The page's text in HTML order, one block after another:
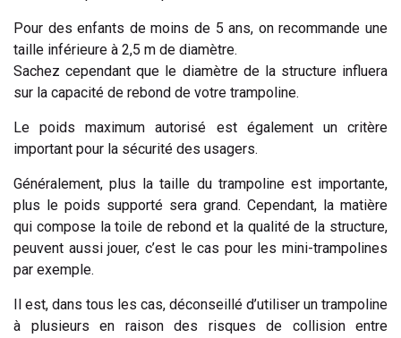
Pour des enfants de moins de 5 ans, on recommande une
taille inférieure à 2,5 m de diamètre.
Sachez cependant que le diamètre de la structure influera
sur la capacité de rebond de votre trampoline.
Le poids maximum autorisé est également un critère
important pour la sécurité des usagers.
Généralement, plus la taille du trampoline est importante,
plus le poids supporté sera grand. Cependant, la matière
qui compose la toile de rebond et la qualité de la structure,
peuvent aussi jouer, c’est le cas pour les mini-trampolines
par exemple.
Il est, dans tous les cas, déconseillé d’utiliser un trampoline
à plusieurs en raison des risques de collision entre